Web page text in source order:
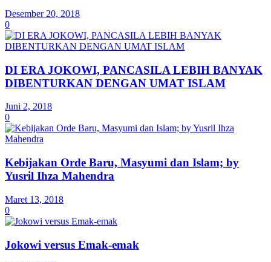
Desember 20, 2018
0
DI ERA JOKOWI, PANCASILA LEBIH BANYAK
DIBENTURKAN DENGAN UMAT ISLAM
Juni 2, 2018
0
Kebijakan Orde Baru, Masyumi dan Islam; by
Yusril Ihza Mahendra
Maret 13, 2018
0
Jokowi versus Emak-emak